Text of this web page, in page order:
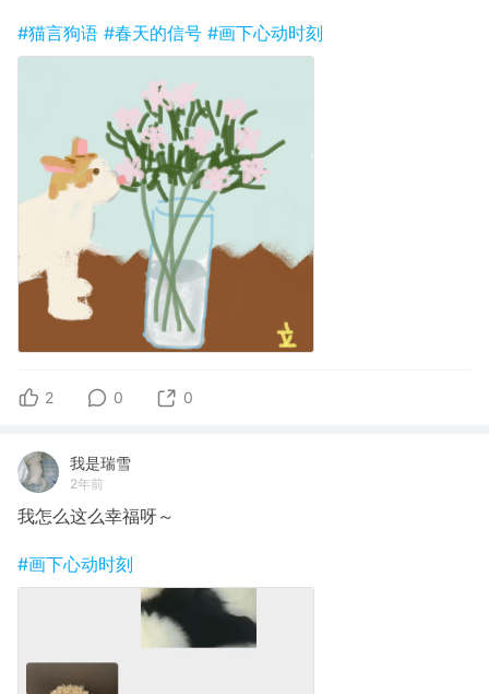
#猫言狗语 #春天的信号 #画下心动时刻
2 0 0
我是瑞雪
2年前
我怎么这么幸福呀～
#画下心动时刻